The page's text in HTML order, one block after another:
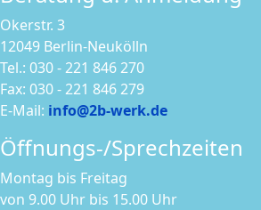
Okerstr. 3
12049 Berlin-Neukölln
Tel.: 030 - 221 846 270
Fax: 030 - 221 846 279
E-Mail: info@2b-werk.de
Öffnungs-/Sprechzeiten
Montag bis Freitag
von 9.00 Uhr bis 15.00 Uhr